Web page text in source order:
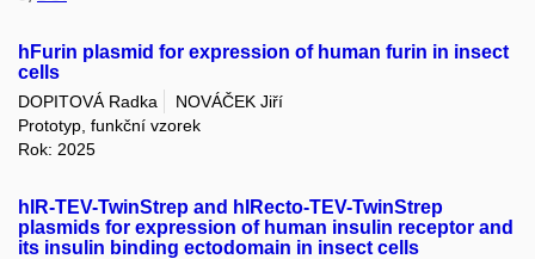
hFurin plasmid for expression of human furin in insect
cells
DOPITOVÁ Radka
NOVÁČEK Jiří
Prototyp, funkční vzorek
Rok: 2025
hIR-TEV-TwinStrep and hIRecto-TEV-TwinStrep
plasmids for expression of human insulin receptor and
its insulin binding ectodomain in insect cells